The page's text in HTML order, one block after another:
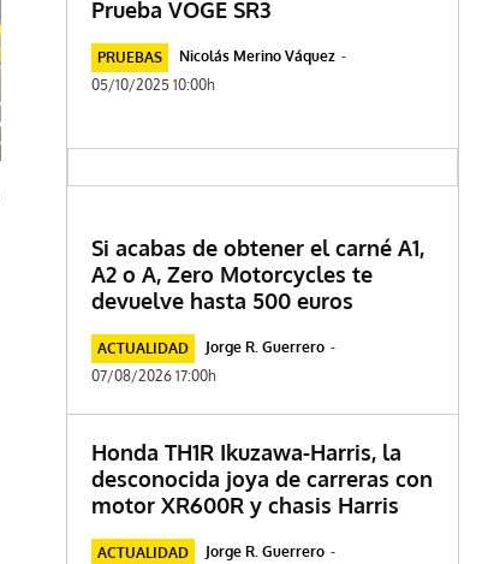
Prueba VOGE SR3
PRUEBAS Nicolás Merino Váquez -
05/10/2025 10:00h
Si acabas de obtener el carné A1,
A2 o A, Zero Motorcycles te
devuelve hasta 500 euros
ACTUALIDAD Jorge R. Guerrero -
07/08/2026 17:00h
Honda TH1R Ikuzawa-Harris, la
desconocida joya de carreras con
motor XR600R y chasis Harris
ACTUALIDAD Jorge R. Guerrero -